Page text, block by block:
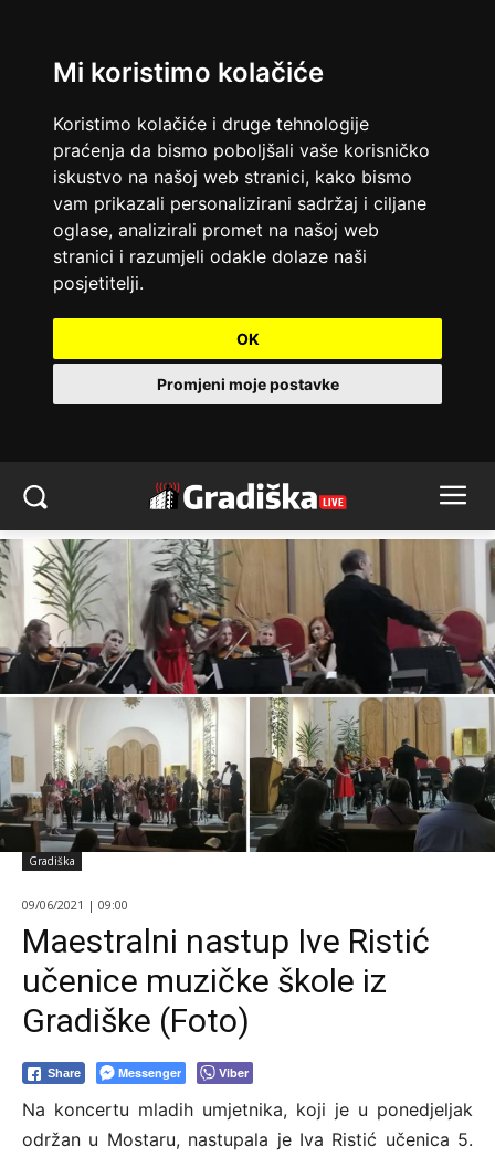
Mi koristimo kolačiće
Koristimo kolačiće i druge tehnologije
praćenja da bismo poboljšali vaše korisničko
iskustvo na našoj web stranici, kako bismo
vam prikazali personalizirani sadržaj i ciljane
oglase, analizirali promet na našoj web
stranici i razumjeli odakle dolaze naši
posjetitelji.
OK
Promjeni moje postavke
Gradiška
09/06/2021 | 09:00
Maestralni nastup Ive Ristić
učenice muzičke škole iz
Gradiške (Foto)
Share Messenger Viber
Na koncertu mladih umjetnika, koji je u ponedjeljak
održan u Mostaru, nastupala je Iva Ristić učenica 5.